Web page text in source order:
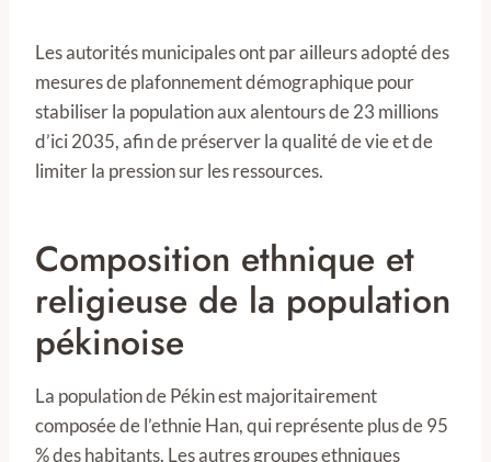
Les autorités municipales ont par ailleurs adopté des
mesures de plafonnement démographique pour
stabiliser la population aux alentours de 23 millions
d’ici 2035, afin de préserver la qualité de vie et de
limiter la pression sur les ressources.
Composition ethnique et
religieuse de la population
pékinoise
La population de Pékin est majoritairement
composée de l’ethnie Han, qui représente plus de 95
% des habitants. Les autres groupes ethniques